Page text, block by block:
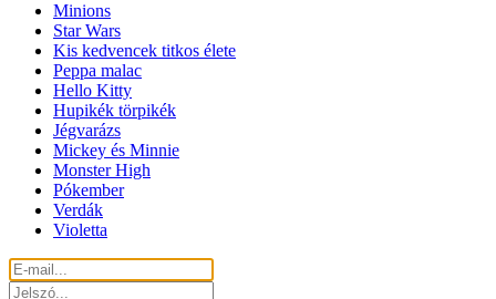
Minions
Star Wars
Kis kedvencek titkos élete
Peppa malac
Hello Kitty
Hupikék törpikék
Jégvarázs
Mickey és Minnie
Monster High
Pókember
Verdák
Violetta